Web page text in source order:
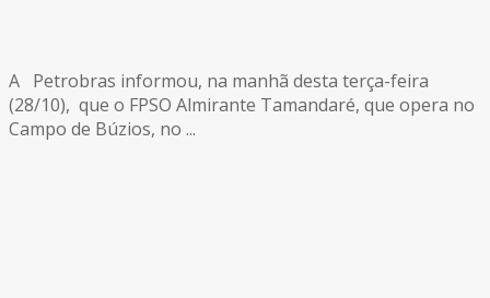
A Petrobras informou, na manhã desta terça-feira
(28/10), que o FPSO Almirante Tamandaré, que opera no
Campo de Búzios, no ...